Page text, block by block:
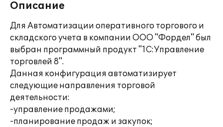
Описание
Для Автоматизации оперативного торгового и
складского учета в компании ООО "Фордел" был
выбран программный продукт "1С:Управление
торговлей 8".
Данная конфигурация автоматизирует
следующие направления торговой
деятельности:
-управление продажами;
-планирование продаж и закупок;